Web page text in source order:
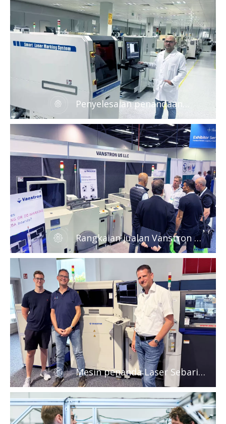
Penyelesaian penandaan
laser berkualiti No.1 untuk
kilang EMS
Rangkaian jualan Vanstron di
seluruh dunia
Mesin penanda Laser Sebaris
Vanstron yang dipercayai
untuk industri PCB